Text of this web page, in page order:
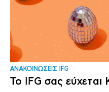
ΑΝΑΚΟΙΝΩΣΕΙΣ IFG
Το IFG σας